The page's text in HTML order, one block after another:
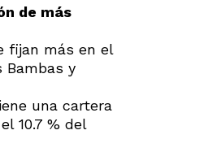
de más
fijan más en el
Bambas y
una cartera
10.7 % del